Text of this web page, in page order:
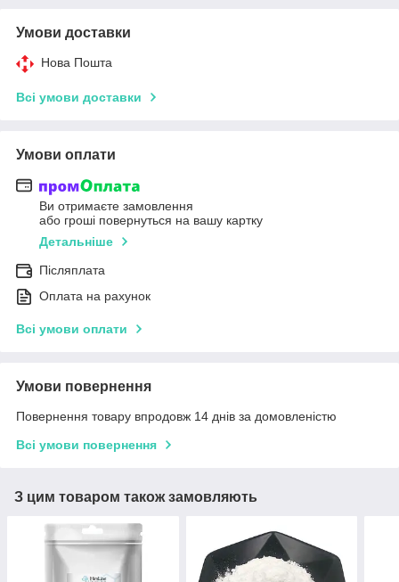
Умови доставки
Нова Пошта
Всі умови доставки
Умови оплати
Ви отримаєте замовлення
або гроші повернуться на вашу картку
Детальніше
Післяплата
Оплата на рахунок
Всі умови оплати
Умови повернення
Повернення товару впродовж 14 днів за домовленістю
Всі умови повернення
З цим товаром також замовляють